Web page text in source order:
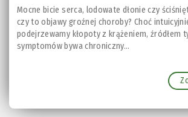
Mocne bicie serca, lodowate dłonie czy
czy to objawy groźnej choroby? Choć
podejrzewamy kłopoty z krążeniem, źródłem
symptomów bywa chroniczny...